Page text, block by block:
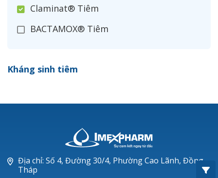
Claminat® Tiêm
BACTAMOX® Tiêm
Ceftizoxim®
Piperacillin
Ticarlinat®
Kháng sinh tiêm
Địa chỉ: Số 4, Đường 30/4, Phường Cao Lãnh, Đồng
Tháp